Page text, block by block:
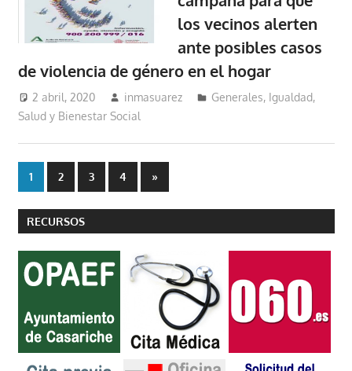
los vecinos alerten
ante posibles casos
de violencia de género en el hogar
2 abril, 2020 inmasuarez Generales, Igualdad,
Salud y Bienestar Social
Paginación
de
entradas
1 2 3 4
Entradas
siguientes
»
RECURSOS